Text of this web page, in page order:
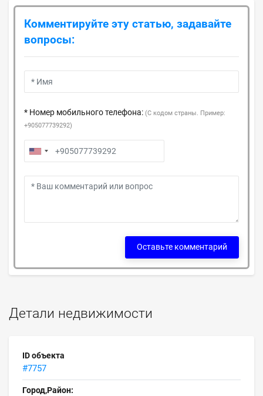
Детали недвижимости
ID объекта
#7757
Город,Район:
Комментируйте эту статью, задавайте
вопросы:
* Номер мобильного телефона: (С кодом страны. Пример:
+905077739292)
Оставьте комментарий